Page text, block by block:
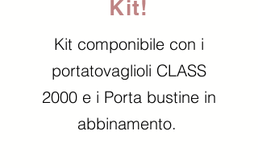
Kit!
Kit componibile con i
portatovaglioli CLASS
2000 e i Porta bustine in
abbinamento.